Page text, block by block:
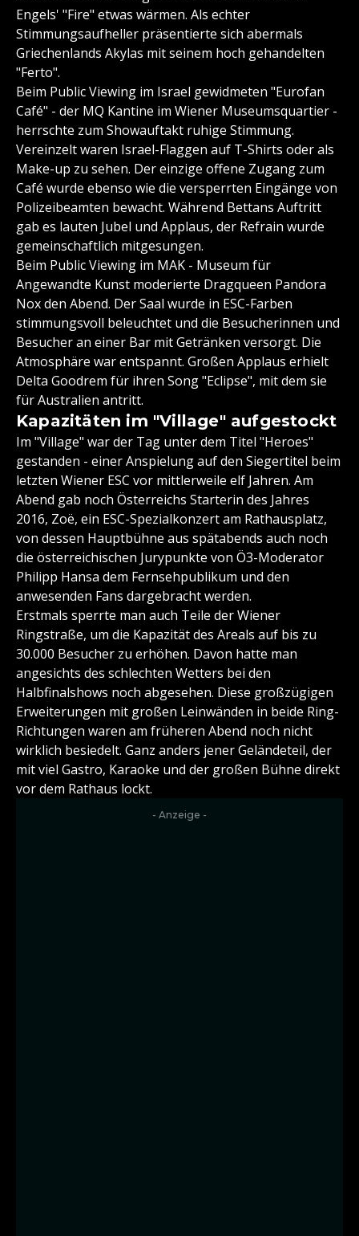
Engels' "Fire" etwas wärmen. Als echter
Stimmungsaufheller präsentierte sich abermals
Griechenlands Akylas mit seinem hoch gehandelten
"Ferto".
Beim Public Viewing im Israel gewidmeten "Eurofan
Café" - der MQ Kantine im Wiener Museumsquartier -
herrschte zum Showauftakt ruhige Stimmung.
Vereinzelt waren Israel-Flaggen auf T-Shirts oder als
Make-up zu sehen. Der einzige offene Zugang zum
Café wurde ebenso wie die versperrten Eingänge von
Polizeibeamten bewacht. Während Bettans Auftritt
gab es lauten Jubel und Applaus, der Refrain wurde
gemeinschaftlich mitgesungen.
Beim Public Viewing im MAK - Museum für
Angewandte Kunst moderierte Dragqueen Pandora
Nox den Abend. Der Saal wurde in ESC-Farben
stimmungsvoll beleuchtet und die Besucherinnen und
Besucher an einer Bar mit Getränken versorgt. Die
Atmosphäre war entspannt. Großen Applaus erhielt
Delta Goodrem für ihren Song "Eclipse", mit dem sie
für Australien antritt.
Kapazitäten im "Village" aufgestockt
Im "Village" war der Tag unter dem Titel "Heroes"
gestanden - einer Anspielung auf den Siegertitel beim
letzten Wiener ESC vor mittlerweile elf Jahren. Am
Abend gab noch Österreichs Starterin des Jahres
2016, Zoë, ein ESC-Spezialkonzert am Rathausplatz,
von dessen Hauptbühne aus spätabends auch noch
die österreichischen Jurypunkte von Ö3-Moderator
Philipp Hansa dem Fernsehpublikum und den
anwesenden Fans dargebracht werden.
Erstmals sperrte man auch Teile der Wiener
Ringstraße, um die Kapazität des Areals auf bis zu
30.000 Besucher zu erhöhen. Davon hatte man
angesichts des schlechten Wetters bei den
Halbfinalshows noch abgesehen. Diese großzügigen
Erweiterungen mit großen Leinwänden in beide Ring-
Richtungen waren am früheren Abend noch nicht
wirklich besiedelt. Ganz anders jener Geländeteil, der
mit viel Gastro, Karaoke und der großen Bühne direkt
vor dem Rathaus lockt.
- Anzeige -